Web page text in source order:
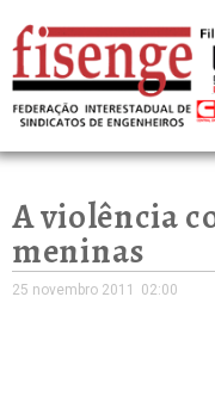
A violência
meninas
25 novembro 2011 02:00